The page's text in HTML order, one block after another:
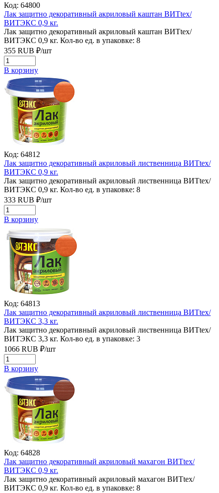
Код: 64800
Лак защитно декоративный акриловый каштан ВИТtex/
ВИТЭКС 0,9 кг.
Лак защитно декоративный акриловый каштан ВИТtex/
ВИТЭКС 0,9 кг. Кол-во ед. в упаковке: 8
355 RUB ₽/шт
В корзину
Код: 64812
Лак защитно декоративный акриловый лиственница ВИТtex/
ВИТЭКС 0,9 кг.
Лак защитно декоративный акриловый лиственница ВИТtex/
ВИТЭКС 0,9 кг. Кол-во ед. в упаковке: 8
333 RUB ₽/шт
В корзину
Код: 64813
Лак защитно декоративный акриловый лиственница ВИТtex/
ВИТЭКС 3,3 кг.
Лак защитно декоративный акриловый лиственница ВИТtex/
ВИТЭКС 3,3 кг. Кол-во ед. в упаковке: 3
1066 RUB ₽/шт
В корзину
Код: 64828
Лак защитно декоративный акриловый махагон ВИТtex/
ВИТЭКС 0,9 кг.
Лак защитно декоративный акриловый махагон ВИТtex/
ВИТЭКС 0,9 кг. Кол-во ед. в упаковке: 8